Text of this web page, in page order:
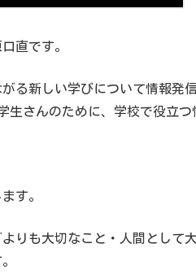
直です。
る新しい学びについて情報発信
生さんのために、学校で役立つ
す。
りも大切なこと・人間として